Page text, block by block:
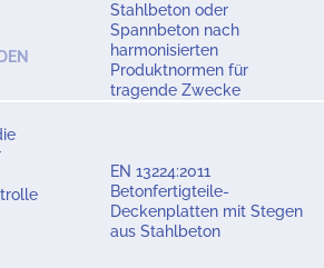
Stahlbeton oder
Spannbeton nach
harmonisierten
Produktnormen für
tragende Zwecke
EN 13224:2011
Betonfertigteile-
Deckenplatten mit Stegen
aus Stahlbeton